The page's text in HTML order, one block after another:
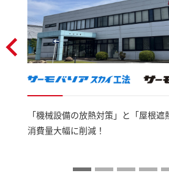
「機械設備の放熱対策」と「屋根
消費量大幅に削減！